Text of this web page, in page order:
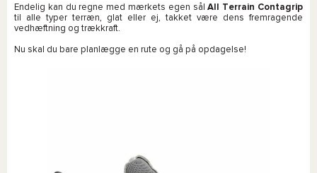
Endelig kan du regne med mærkets egen sålAll Terrain Contagrip
til alle typer terræn, glat eller ej, takket være dens fremragende
vedhæftning og trækkraft.
Nu skal du bare planlægge en rute og gå på opdagelse!